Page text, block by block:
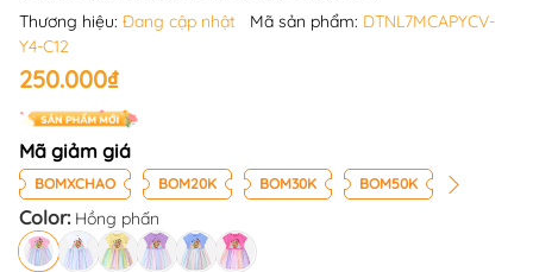
Thương hiệu: Đang cập nhật Mã sản phẩm: DTNL7MCAPYCV-
Y4-C12
250.000₫
Mã giảm giá
BOMXCHAO BOM20K BOM30K BOM50K
Color: Hồng phấn